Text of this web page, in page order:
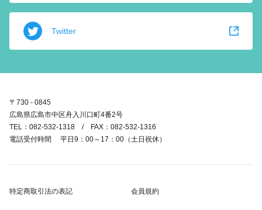
Twitter
〒730 - 0845
広島県広島市中区舟入川口町4番2号
TEL：082-532-1318 / FAX：082-532-1316
電話受付時間 平日9：00～17：00（土日祝休）
特定商取引法の表記 会員規約